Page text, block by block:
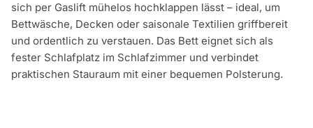
sich per Gaslift mühelos hochklappen lässt – ideal, um
Bettwäsche, Decken oder saisonale Textilien griffbereit
und ordentlich zu verstauen. Das Bett eignet sich als
fester Schlafplatz im Schlafzimmer und verbindet
praktischen Stauraum mit einer bequemen Polsterung.